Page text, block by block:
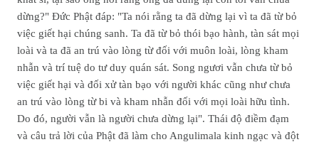
dừng?" Đức Phật đáp: "Ta nói rằng ta đã dừng lại vì ta đã từ bỏ
việc giết hại chúng sanh. Ta đã từ bỏ thói bạo hành, tàn sát mọi
loài và ta đã an trú vào lòng từ đối với muôn loài, lòng kham
nhẫn và trí tuệ do tư duy quán sát. Song ngươi vẫn chưa từ bỏ
việc giết hại và đối xử tàn bạo với người khác cũng như chưa
an trú vào lòng từ bi và kham nhẫn đối với mọi loài hữu tình.
Do đó, người vẫn là người chưa dừng lại". Thái độ điềm đạm
và câu trả lời của Phật đã làm cho Angulimala kinh ngạc và đột